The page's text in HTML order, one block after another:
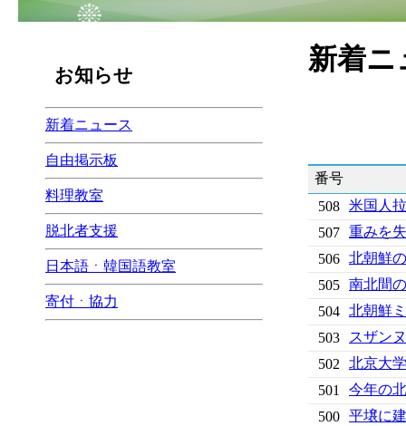
お知らせ
新着ニュース
自由掲示板
料理教室
脱北者支援
日本語ㆍ韓国語教室
寄付ㆍ協力
新着ニ
番号
508
米国人
507
重みを
506
北朝鮮
505
南北間
504
北朝鮮
503
スザン
502
北京大
501
今年の
500
平壌に